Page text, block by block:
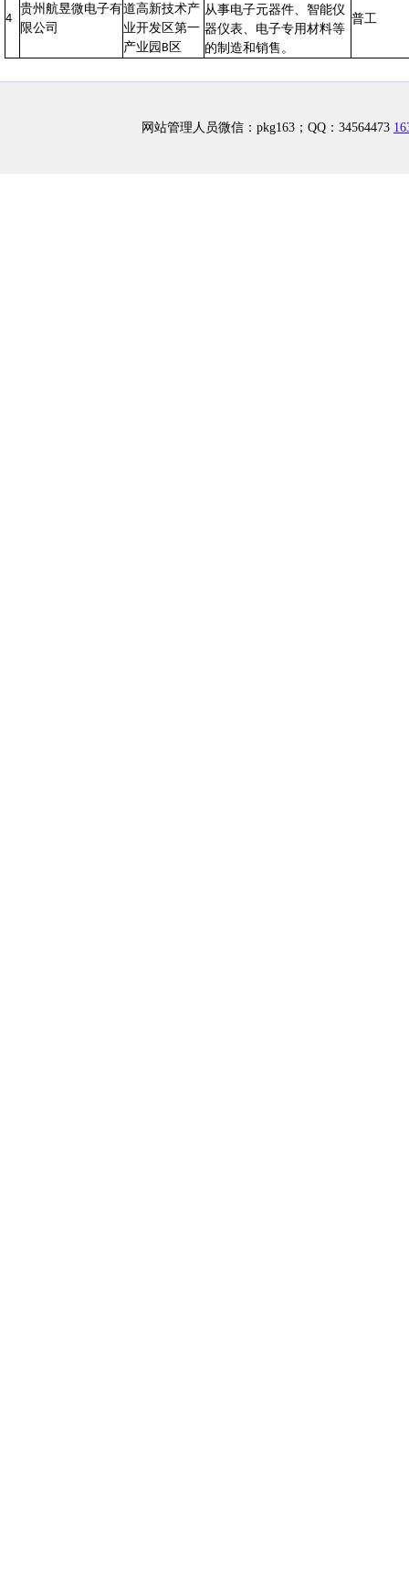
4
贵州航昱微电子有
限公司
道高新技术产
业开发区第一
产业园 B 区
从事电子元器件、智能仪
器仪表、电子专用材料等
的制造和销售。
普工
网站管理人员微信：pkg163；QQ：34564473